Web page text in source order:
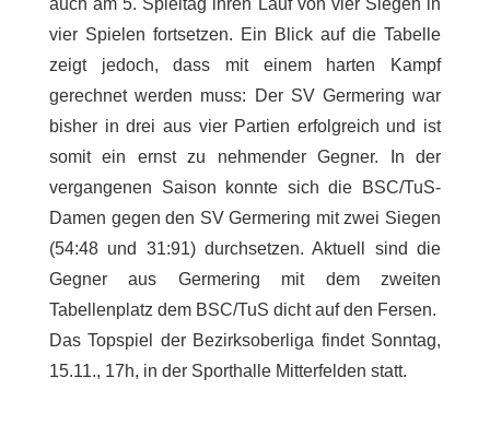
auch am 5. Spieltag ihren Lauf von vier Siegen in
vier Spielen fortsetzen. Ein Blick auf die Tabelle
zeigt jedoch, dass mit einem harten Kampf
gerechnet werden muss: Der SV Germering war
bisher in drei aus vier Partien erfolgreich und ist
somit ein ernst zu nehmender Gegner. In der
vergangenen Saison konnte sich die BSC/TuS-
Damen gegen den SV Germering mit zwei Siegen
(54:48 und 31:91) durchsetzen. Aktuell sind die
Gegner aus Germering mit dem zweiten
Tabellenplatz dem BSC/TuS dicht auf den Fersen.
Das Topspiel der Bezirksoberliga findet Sonntag,
15.11., 17h, in der Sporthalle Mitterfelden statt.